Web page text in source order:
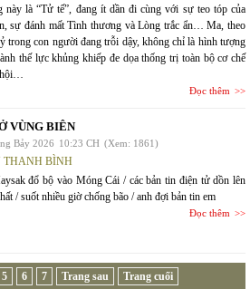
là “Tử tế”, đang ít dần đi cùng với sự teo tóp của
sự đánh mất Tình thương và Lòng trắc ẩn… Ma, theo
trong con người đang trỗi dậy, không chỉ là hình tượng
thế lực khủng khiếp đe dọa thống trị toàn bộ cơ chế
hội…
Đọc thêm
VÙNG BIÊN
Bảy 2026 10:23 CH (Xem: 1861)
THANH BÌNH
đổ bộ vào Móng Cái / các bản tin điện tử dồn lên
/ suốt nhiều giờ chống bão / anh đợi bản tin em
Đọc thêm
5 6 7 Trang sau Trang cuối